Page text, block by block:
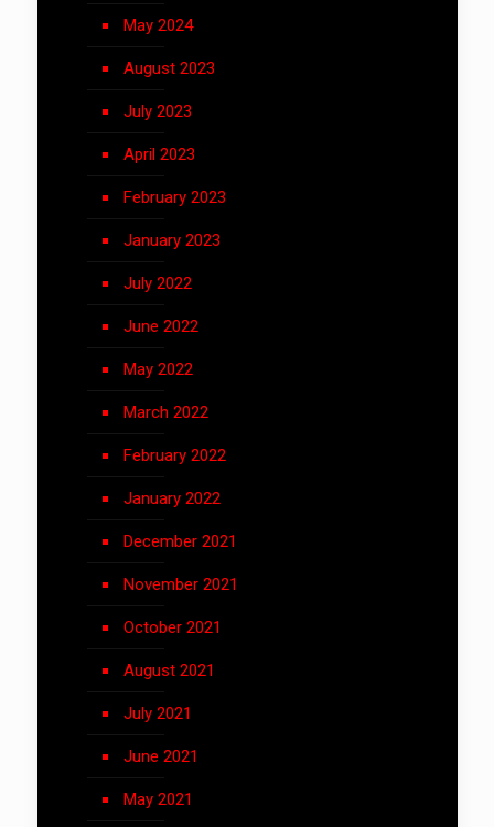
May 2024
August 2023
July 2023
April 2023
February 2023
January 2023
July 2022
June 2022
May 2022
March 2022
February 2022
January 2022
December 2021
November 2021
October 2021
August 2021
July 2021
June 2021
May 2021